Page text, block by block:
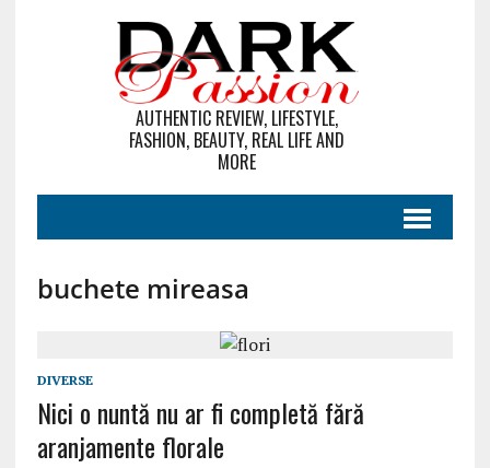
AUTHENTIC REVIEW, LIFESTYLE,
FASHION, BEAUTY, REAL LIFE AND
MORE
buchete mireasa
DIVERSE
Nici o nuntă nu ar fi completă fără
aranjamente florale